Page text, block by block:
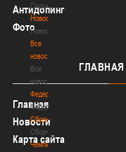
Судьи
Новости
Новости
Все
новости
Все
новости
Федерация
Федерация
Сборные
Сборные
Чемпионат
Антидопинг
Фото
ГЛАВНАЯ
Главная
Новости
Карта сайта